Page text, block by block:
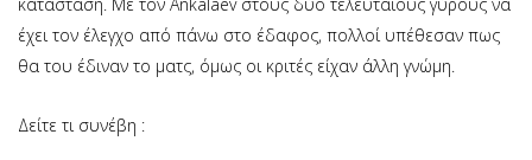
έχει τον έλεγχο από πάνω στο έδαφος, πολλοί υπέθεσαν πως
θα του έδιναν το ματς, όμως οι κριτές είχαν άλλη γνώμη.
Δείτε τι συνέβη :